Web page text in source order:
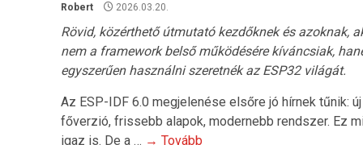
Robert 2026.03.20.
Rövid, közérthető útmutató kezdőknek és azoknak,
nem a framework belső működésére kíváncsiak,
egyszerűen használni szeretnék az ESP32 világát.
Az ESP-IDF 6.0 megjelenése elsőre jó hírnek tűnik: új
főverzió, frissebb alapok, modernebb rendszer. Ez
igaz is. De a … → Tovább